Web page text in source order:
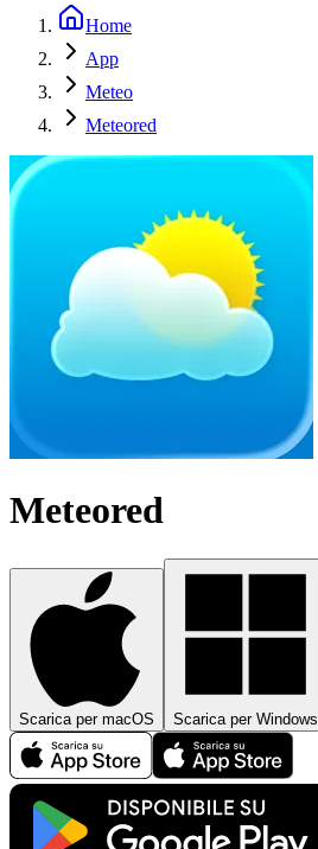
Home
App
Meteo
Meteored
Meteored
Scarica per macOS Scarica per Windows